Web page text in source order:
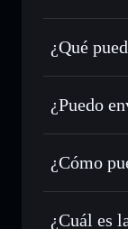
SPRK no
¿Qué
SPRK
Utilizar
Enviar
integrado
¿Puedo
¿Cómo
¿Cuál es